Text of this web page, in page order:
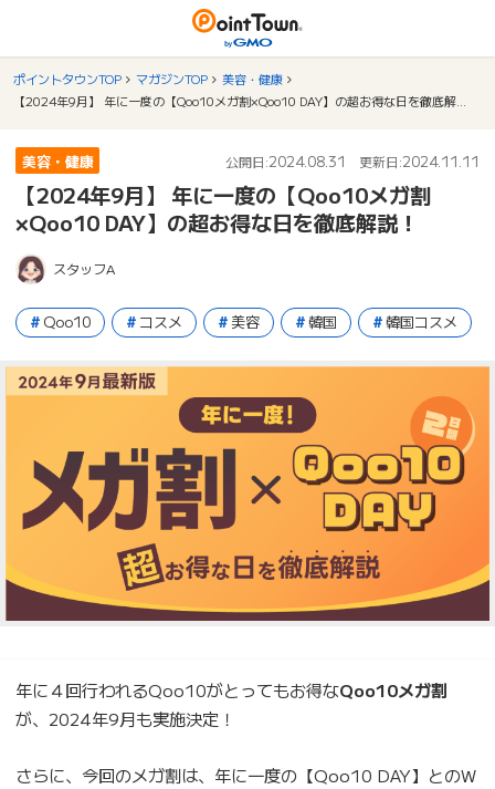
ポイントタウンTOP マガジンTOP
美容・健康
美容・健康 公開日:2024.08.31 更新日:2024.11.11
【2024年9月】 年に一度の【Qoo10メガ割
×Qoo10 DAY】の超お得な日を徹底解説！
スタッフA
Qoo10 コスメ 美容 韓国 韓国コスメ
年に４回行われるQoo10がとってもお得なQoo10メガ割
が、2024年9月も実施決定！
さらに、今回のメガ割は、年に一度の【Qoo10 DAY】とのW